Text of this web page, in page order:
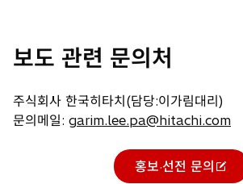
보도 관련 문의처
주식회사 한국히타치(담당:이가림대리)
문의메일: garim.lee.pa@hitachi.com
홍보·선전 문의
새